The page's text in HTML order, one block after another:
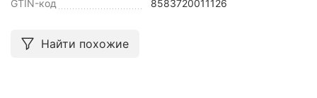
GTIN-код 8583720011126
Найти похожие